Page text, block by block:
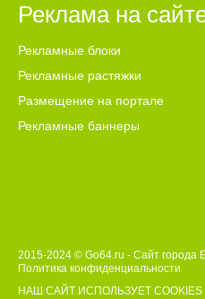
Реклама на
Рекламные блоки
Рекламные растяжки
Размещение на портале
Рекламные баннеры
2015-2024 © Go64.ru - Сайт города
Политика конфиденциальности
НАШ САЙТ ИСПОЛЬЗУЕТ COOKIES